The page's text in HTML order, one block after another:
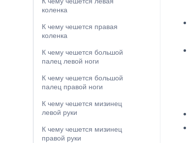
коленка
К чему чешется правая
коленка
К чему чешется большой
палец левой ноги
К чему чешется большой
палец правой ноги
К чему чешется мизинец
левой руки
К чему чешется мизинец
правой руки